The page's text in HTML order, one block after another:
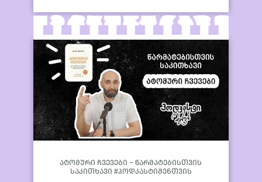
ატომური ჩვევები – წარმატებისთვის
საკითხავი #პოდკასტიშენთვის